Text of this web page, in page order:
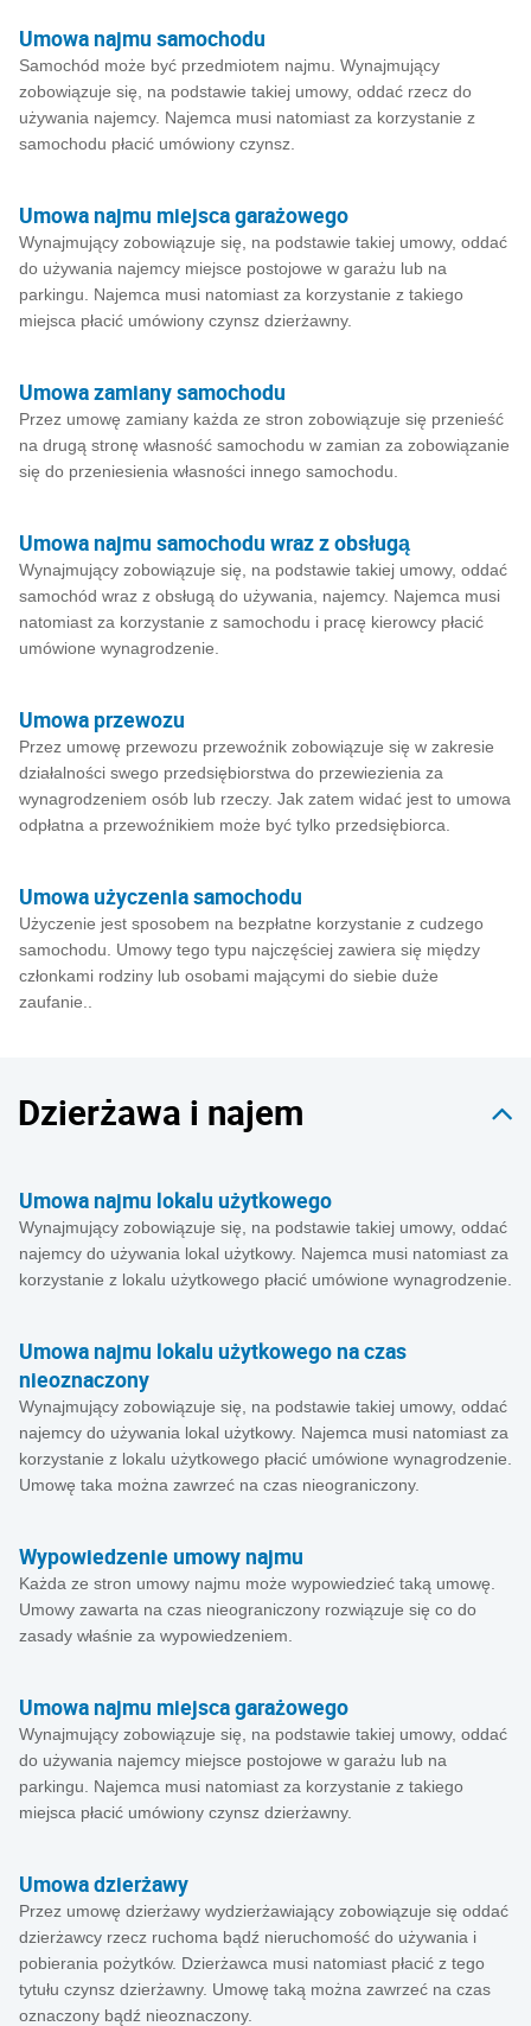
Umowa najmu samochodu
Samochód może być przedmiotem najmu. Wynajmujący
zobowiązuje się, na podstawie takiej umowy, oddać rzecz do
używania najemcy. Najemca musi natomiast za korzystanie z
samochodu płacić umówiony czynsz.
Umowa najmu miejsca garażowego
Wynajmujący zobowiązuje się, na podstawie takiej umowy, oddać
do używania najemcy miejsce postojowe w garażu lub na
parkingu. Najemca musi natomiast za korzystanie z takiego
miejsca płacić umówiony czynsz dzierżawny.
Umowa zamiany samochodu
Przez umowę zamiany każda ze stron zobowiązuje się przenieść
na drugą stronę własność samochodu w zamian za zobowiązanie
się do przeniesienia własności innego samochodu.
Umowa najmu samochodu wraz z obsługą
Wynajmujący zobowiązuje się, na podstawie takiej umowy, oddać
samochód wraz z obsługą do używania, najemcy. Najemca musi
natomiast za korzystanie z samochodu i pracę kierowcy płacić
umówione wynagrodzenie.
Umowa przewozu
Przez umowę przewozu przewoźnik zobowiązuje się w zakresie
działalności swego przedsiębiorstwa do przewiezienia za
wynagrodzeniem osób lub rzeczy. Jak zatem widać jest to umowa
odpłatna a przewoźnikiem może być tylko przedsiębiorca.
Umowa użyczenia samochodu
Użyczenie jest sposobem na bezpłatne korzystanie z cudzego
samochodu. Umowy tego typu najczęściej zawiera się między
członkami rodziny lub osobami mającymi do siebie duże
zaufanie..
Dzierżawa i najem
Umowa najmu lokalu użytkowego
Wynajmujący zobowiązuje się, na podstawie takiej umowy, oddać
najemcy do używania lokal użytkowy. Najemca musi natomiast za
korzystanie z lokalu użytkowego płacić umówione wynagrodzenie.
Umowa najmu lokalu użytkowego na czas
nieoznaczony
Wynajmujący zobowiązuje się, na podstawie takiej umowy, oddać
najemcy do używania lokal użytkowy. Najemca musi natomiast za
korzystanie z lokalu użytkowego płacić umówione wynagrodzenie.
Umowę taka można zawrzeć na czas nieograniczony.
Wypowiedzenie umowy najmu
Każda ze stron umowy najmu może wypowiedzieć taką umowę.
Umowy zawarta na czas nieograniczony rozwiązuje się co do
zasady właśnie za wypowiedzeniem.
Umowa najmu miejsca garażowego
Wynajmujący zobowiązuje się, na podstawie takiej umowy, oddać
do używania najemcy miejsce postojowe w garażu lub na
parkingu. Najemca musi natomiast za korzystanie z takiego
miejsca płacić umówiony czynsz dzierżawny.
Umowa dzierżawy
Przez umowę dzierżawy wydzierżawiający zobowiązuje się oddać
dzierżawcy rzecz ruchoma bądź nieruchomość do używania i
pobierania pożytków. Dzierżawca musi natomiast płacić z tego
tytułu czynsz dzierżawny. Umowę taką można zawrzeć na czas
oznaczony bądź nieoznaczony.